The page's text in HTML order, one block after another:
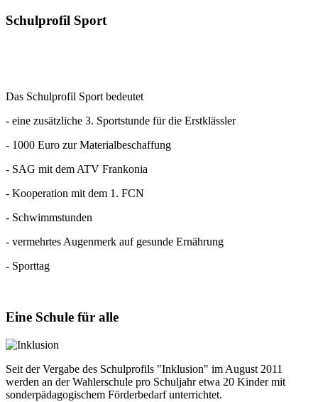
Schulprofil Sport
Das Schulprofil Sport bedeutet
- eine zusätzliche 3. Sportstunde für die Erstklässler
- 1000 Euro zur Materialbeschaffung
- SAG mit dem ATV Frankonia
- Kooperation mit dem 1. FCN
- Schwimmstunden
- vermehrtes Augenmerk auf gesunde Ernährung
- Sporttag
Eine Schule für alle
Seit der Vergabe des Schulprofils "Inklusion" im August 2011
werden an der Wahlerschule pro Schuljahr etwa 20 Kinder mit
sonderpädagogischem Förderbedarf unterrichtet.